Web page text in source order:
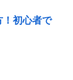
！初心者で